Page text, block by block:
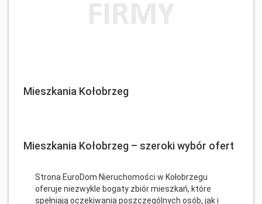
Mieszkania Kołobrzeg
Mieszkania Kołobrzeg – szeroki wybór ofert
Strona EuroDom Nieruchomości w Kołobrzegu
oferuje niezwykle bogaty zbiór mieszkań, które
spełniają oczekiwania poszczególnych osób, jak i